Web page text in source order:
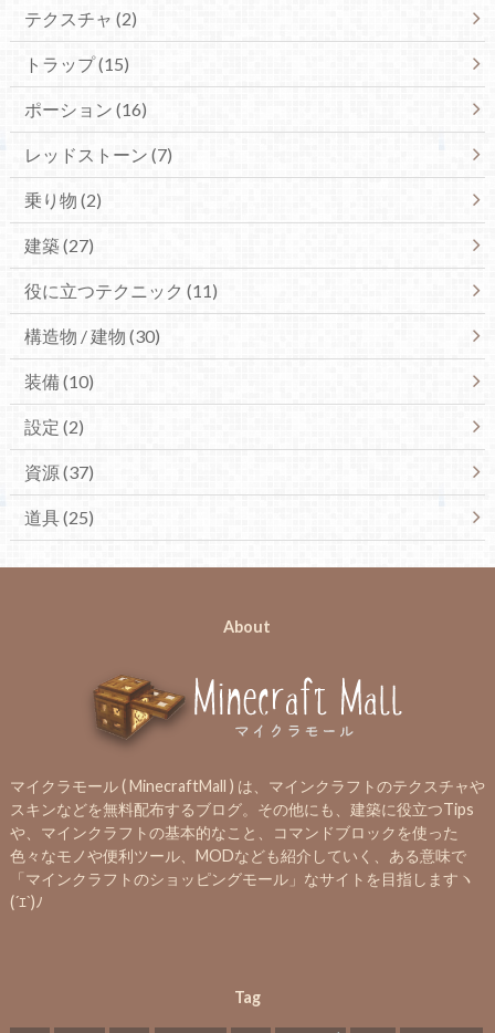
テクスチャ (2)
トラップ (15)
ポーション (16)
レッドストーン (7)
乗り物 (2)
建築 (27)
役に立つテクニック (11)
構造物 / 建物 (30)
装備 (10)
設定 (2)
資源 (37)
道具 (25)
About
マイクラモール ( MinecraftMall ) は、マインクラフトのテクスチャや
スキンなどを無料配布するブログ。その他にも、建築に役立つTips
や、マインクラフトの基本的なこと、コマンドブロックを使った
色々なモノや便利ツール、MODなども紹介していく、ある意味で
「マインクラフトのショッピングモール」なサイトを目指しますヽ
(´ｴ`)ﾉ
Tag